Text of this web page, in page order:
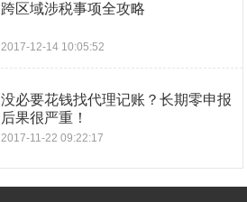
跨区域涉税事项全攻略
2017-12-14 10:05:52
没必要花钱找代理记账？长期零申报
后果很严重！
2017-11-22 09:22:17